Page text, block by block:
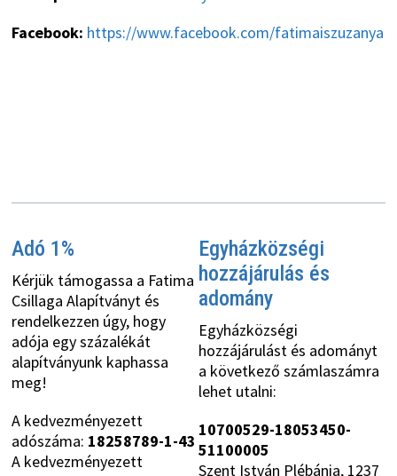
Facebook: https://www.facebook.com/fatimaiszuzanya
Adó 1%
Kérjük támogassa a Fatima
Csillaga Alapítványt és
rendelkezzen úgy, hogy
adója egy százalékát
alapítványunk kaphassa
meg!
A kedvezményezett
adószáma: 18258789-1-43
A kedvezményezett
Egyházközségi
hozzájárulás és
adomány
Egyházközségi
hozzájárulást és adományt
a következő számlaszámra
lehet utalni:
10700529-18053450-
51100005
Szent István Plébánia, 1237